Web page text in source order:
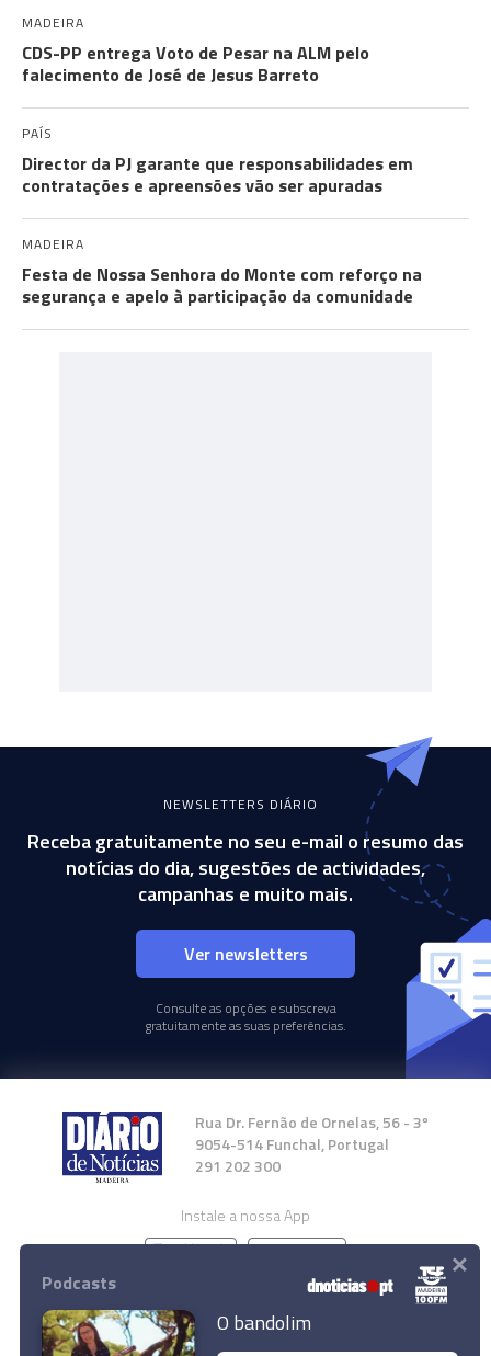
MADEIRA
CDS-PP entrega Voto de Pesar na ALM pelo
falecimento de José de Jesus Barreto
PAÍS
Director da PJ garante que responsabilidades em
contratações e apreensões vão ser apuradas
MADEIRA
Festa de Nossa Senhora do Monte com reforço na
segurança e apelo à participação da comunidade
NEWSLETTERS DIÁRIO
Receba gratuitamente no seu e-mail o resumo das
notícias do dia, sugestões de actividades,
campanhas e muito mais.
Ver newsletters
Consulte as opções e subscreva
gratuitamente as suas preferências.
Rua Dr. Fernão de Ornelas, 56 - 3º
9054-514 Funchal, Portugal
291 202 300
Instale a nossa App
Podcasts
O bandolim
×